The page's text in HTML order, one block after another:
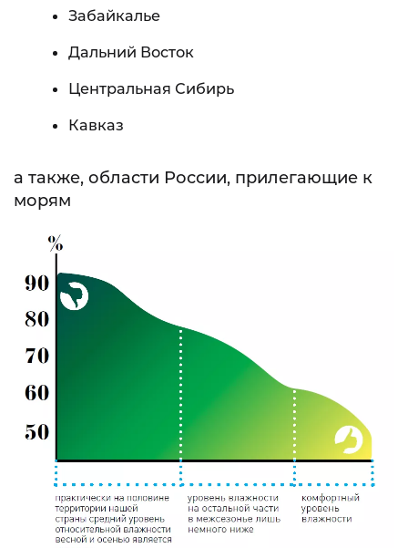
Забайкалье
Дальний Восток
Центральная Сибирь
Кавказ
а также, области России, прилегающие к
морям